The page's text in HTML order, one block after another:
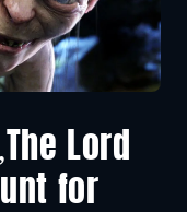
Lord
for